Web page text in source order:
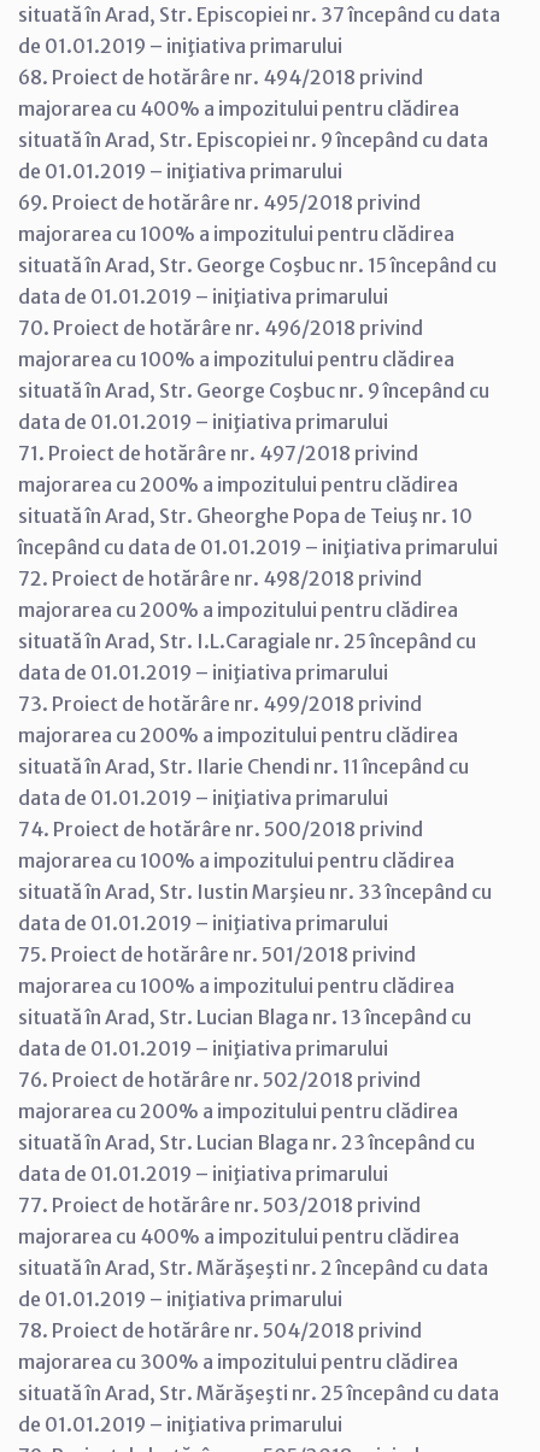
situată în Arad, Str. Episcopiei nr. 37 începând cu data
de 01.01.2019 – iniţiativa primarului
68. Proiect de hotărâre nr. 494/2018 privind
majorarea cu 400% a impozitului pentru clădirea
situată în Arad, Str. Episcopiei nr. 9 începând cu data
de 01.01.2019 – iniţiativa primarului
69. Proiect de hotărâre nr. 495/2018 privind
majorarea cu 100% a impozitului pentru clădirea
situată în Arad, Str. George Coşbuc nr. 15 începând cu
data de 01.01.2019 – iniţiativa primarului
70. Proiect de hotărâre nr. 496/2018 privind
majorarea cu 100% a impozitului pentru clădirea
situată în Arad, Str. George Coşbuc nr. 9 începând cu
data de 01.01.2019 – iniţiativa primarului
71. Proiect de hotărâre nr. 497/2018 privind
majorarea cu 200% a impozitului pentru clădirea
situată în Arad, Str. Gheorghe Popa de Teiuş nr. 10
începând cu data de 01.01.2019 – iniţiativa primarului
72. Proiect de hotărâre nr. 498/2018 privind
majorarea cu 200% a impozitului pentru clădirea
situată în Arad, Str. I.L.Caragiale nr. 25 începând cu
data de 01.01.2019 – iniţiativa primarului
73. Proiect de hotărâre nr. 499/2018 privind
majorarea cu 200% a impozitului pentru clădirea
situată în Arad, Str. Ilarie Chendi nr. 11 începând cu
data de 01.01.2019 – iniţiativa primarului
74. Proiect de hotărâre nr. 500/2018 privind
majorarea cu 100% a impozitului pentru clădirea
situată în Arad, Str. Iustin Marşieu nr. 33 începând cu
data de 01.01.2019 – iniţiativa primarului
75. Proiect de hotărâre nr. 501/2018 privind
majorarea cu 100% a impozitului pentru clădirea
situată în Arad, Str. Lucian Blaga nr. 13 începând cu
data de 01.01.2019 – iniţiativa primarului
76. Proiect de hotărâre nr. 502/2018 privind
majorarea cu 200% a impozitului pentru clădirea
situată în Arad, Str. Lucian Blaga nr. 23 începând cu
data de 01.01.2019 – iniţiativa primarului
77. Proiect de hotărâre nr. 503/2018 privind
majorarea cu 400% a impozitului pentru clădirea
situată în Arad, Str. Mărăşeşti nr. 2 începând cu data
de 01.01.2019 – iniţiativa primarului
78. Proiect de hotărâre nr. 504/2018 privind
majorarea cu 300% a impozitului pentru clădirea
situată în Arad, Str. Mărăşeşti nr. 25 începând cu data
de 01.01.2019 – iniţiativa primarului